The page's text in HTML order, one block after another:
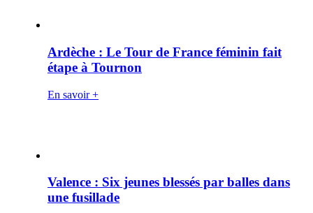
Ardèche : Le Tour de France féminin fait
étape à Tournon
En savoir +
Valence : Six jeunes blessés par balles dans
une fusillade